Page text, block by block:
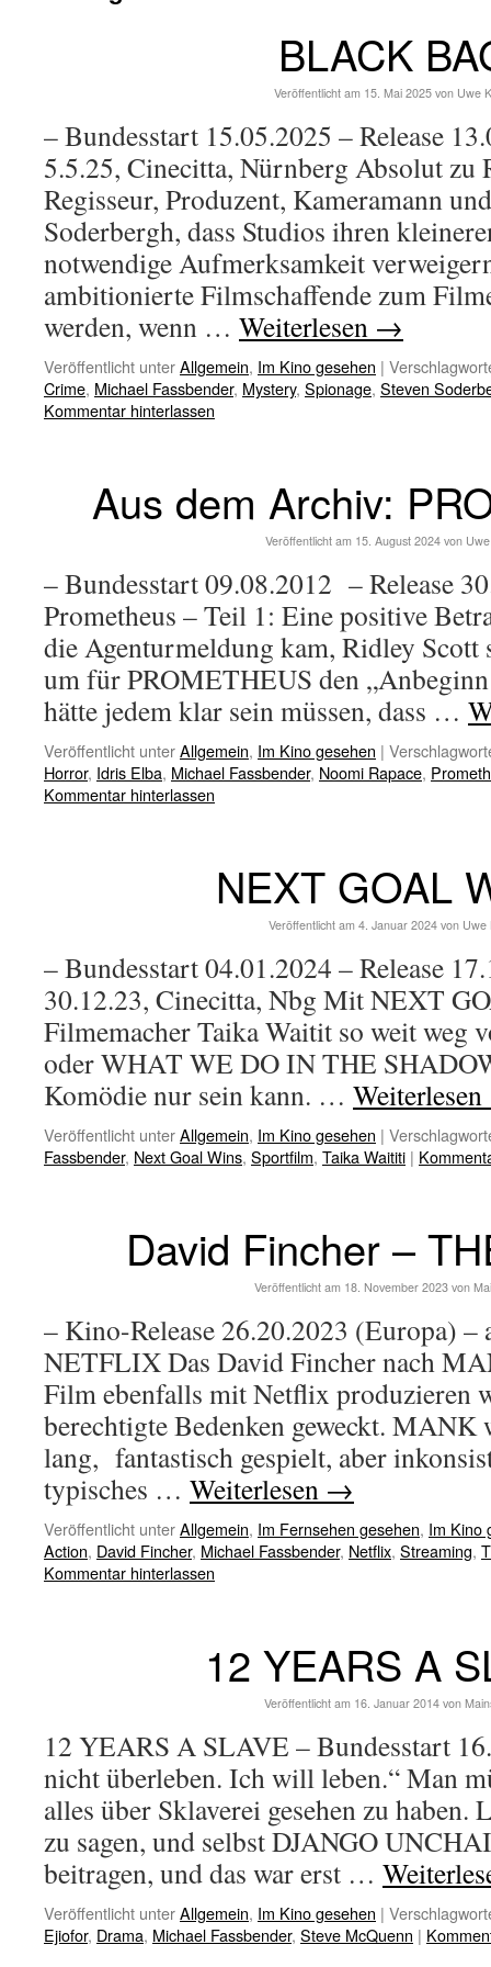
BLACK
Veröffentlicht am 15. Mai 2025 von Uwe
– Bundesstart 15.05.2025 – Release
5.5.25, Cinecitta, Nürnberg Absolut zu
Regisseur, Produzent, Kameramann
Soderbergh, dass Studios ihren
notwendige Aufmerksamkeit
ambitionierte Filmschaffende zum
werden, wenn … Weiterlesen →
Veröffentlicht unterAllgemein, Im Kino gesehen |
Crime, Michael Fassbender, Mystery, Spionage, Steven
Kommentar hinterlassen
Aus dem Archiv:
Veröffentlicht am 15. August 2024 von
– Bundesstart 09.08.2012 – Release
Prometheus – Teil 1: Eine positive
die Agenturmeldung kam, Ridley Scott
um für PROMETHEUS den
hätte jedem klar sein müssen, dass …
Veröffentlicht unterAllgemein, Im Kino gesehen |
Horror, Idris Elba, Michael Fassbender, Noomi Rapace,
Kommentar hinterlassen
NEXT GOAL
Veröffentlicht am 4. Januar 2024 von Uwe
– Bundesstart 04.01.2024 – Release
30.12.23, Cinecitta, Nbg Mit NEXT
Filmemacher Taika Waitit so weit weg
oder WHAT WE DO IN THE
Komödie nur sein kann. … Weiterlesen
Veröffentlicht unterAllgemein, Im Kino gesehen |
Fassbender, Next Goal Wins, Sportfilm, Taika Waititi |
David Fincher –
Veröffentlicht am 18. November 2023 von
– Kino-Release 26.20.2023 (Europa) –
NETFLIX Das David Fincher nach
Film ebenfalls mit Netflix produzieren
berechtigte Bedenken geweckt. MANK
lang, fantastisch gespielt, aber
typisches … Weiterlesen →
Veröffentlicht unterAllgemein, Im Fernsehen gesehen, Im Kino
Action, David Fincher, Michael Fassbender, Netflix, Streaming,
Kommentar hinterlassen
12 YEARS A
Veröffentlicht am 16. Januar 2014 von
12 YEARS A SLAVE – Bundesstart
nicht überleben. Ich will leben.“ Man
alles über Sklaverei gesehen zu
zu sagen, und selbst DJANGO
beitragen, und das war erst …
Veröffentlicht unterAllgemein, Im Kino gesehen |
Ejiofor, Drama, Michael Fassbender, Steve McQuenn |